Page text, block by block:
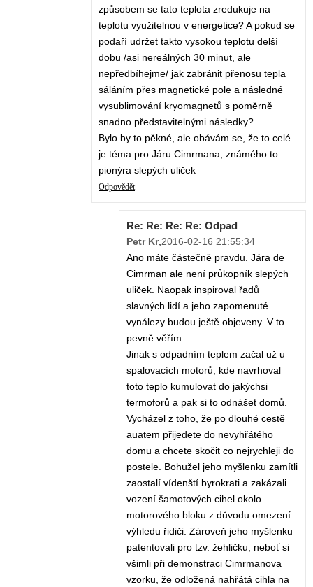
způsobem se tato teplota zredukuje na
teplotu využitelnou v energetice? A pokud se
podaří udržet takto vysokou teplotu delší
dobu /asi nereálných 30 minut, ale
nepředbíhejme/ jak zabránit přenosu tepla
sáláním přes magnetické pole a následné
vysublimování kryomagnetů s poměrně
snadno představitelnými následky?
Bylo by to pěkné, ale obávám se, že to celé
je téma pro Járu Cimrmana, známého to
pionýra slepých uliček
Odpovědět
Re: Re: Re: Re: Odpad
Petr Kr,2016-02-16 21:55:34
Ano máte částečně pravdu. Jára de
Cimrman ale není průkopník slepých
uliček. Naopak inspiroval řadů
slavných lidí a jeho zapomenuté
vynálezy budou ještě objeveny. V to
pevně věřím.
Jinak s odpadním teplem začal už u
spalovacích motorů, kde navrhoval
toto teplo kumulovat do jakýchsi
termoforů a pak si to odnášet domů.
Vycházel z toho, že po dlouhé cestě
auatem přijedete do nevyhřátého
domu a chcete skočit co nejrychleji do
postele. Bohužel jeho myšlenku zamítli
zaostalí vídenští byrokrati a zakázali
vození šamotových cihel okolo
motorového bloku z důvodu omezení
výhledu řidiči. Zároveň jeho myšlenku
patentovali pro tzv. žehličku, neboť si
všimli při demonstraci Cimrmanova
vzorku, že odložená nahřátá cihla na